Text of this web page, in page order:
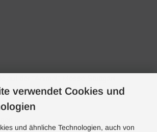
verwendet Cookies und
und ähnliche Technologien, auch von